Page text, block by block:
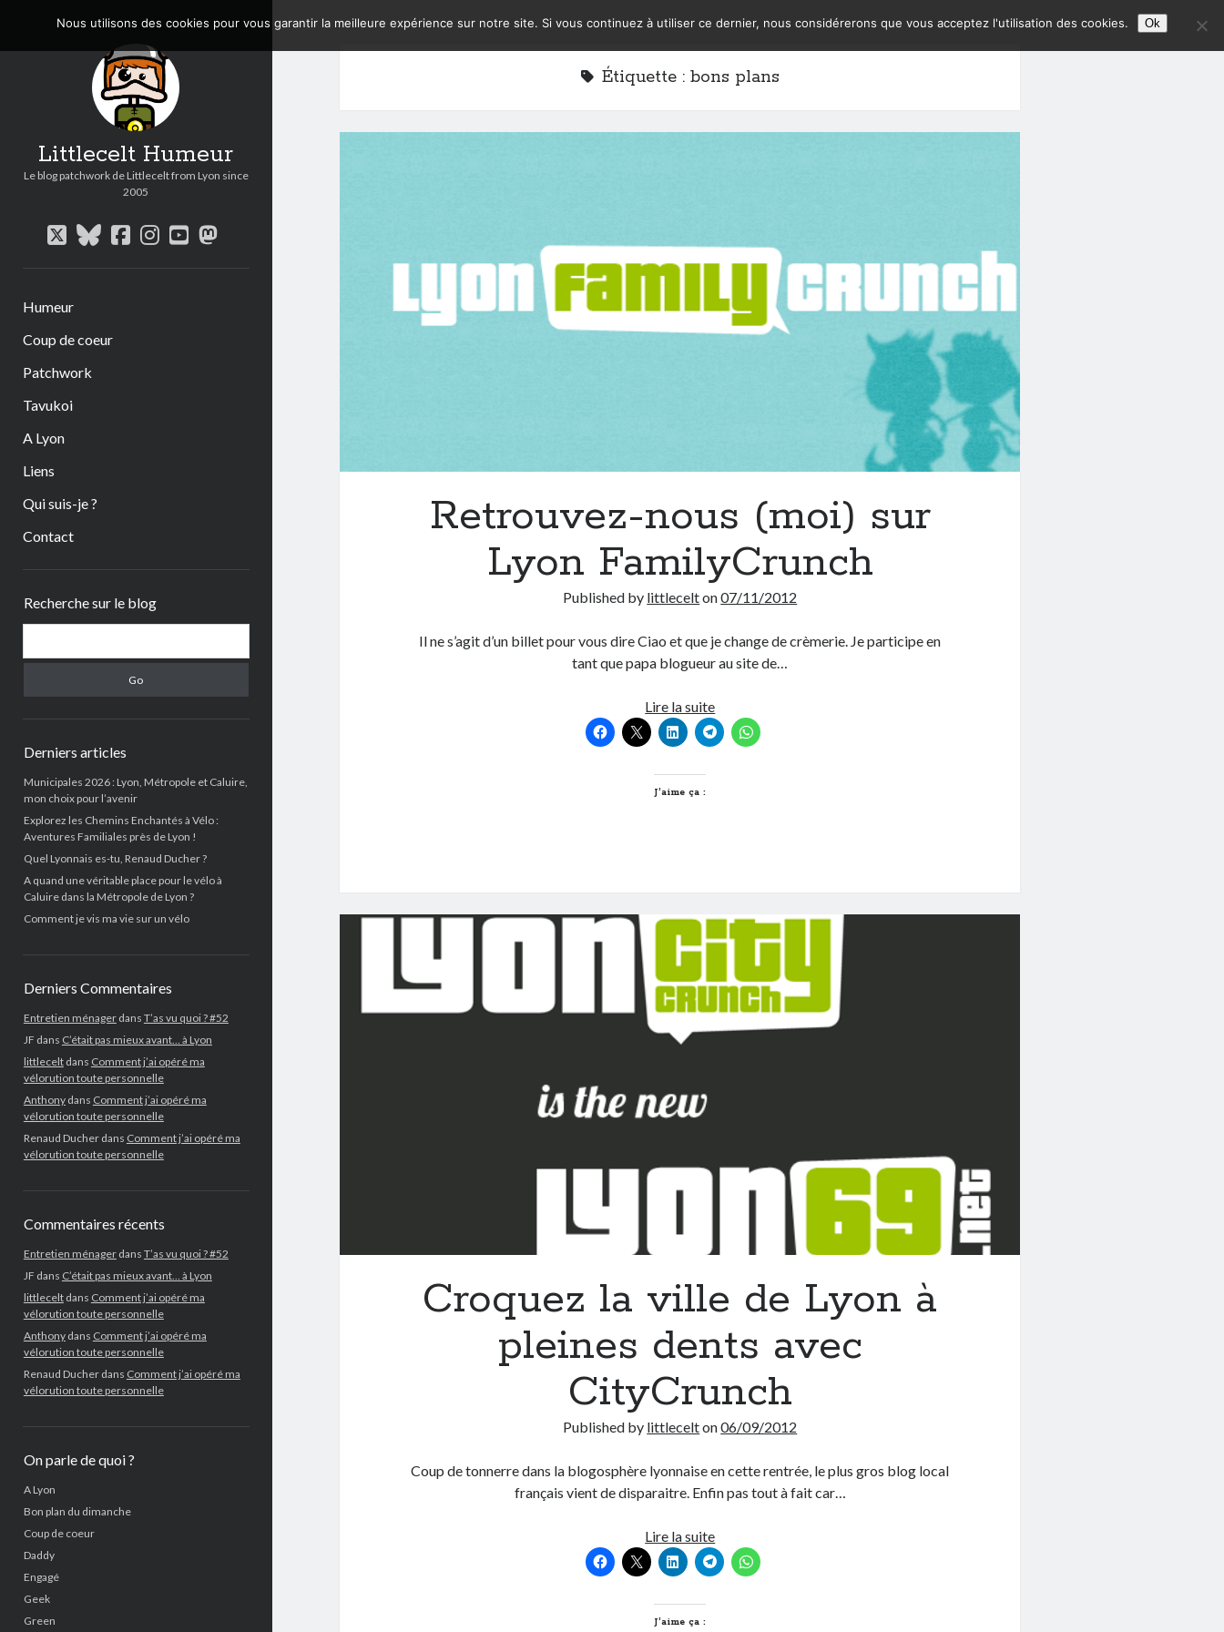
Littlecelt Humeur
Le blog patchwork de Littlecelt from Lyon since
2005
twitterbluesky
facebook
instagram
youtube
mastodon
Humeur
Coup de coeur
Patchwork
Tavukoi
A Lyon
Liens
Qui suis-je ?
Contact
Recherche sur le blog
Derniers articles
Municipales 2026 : Lyon, Métropole et Caluire,
mon choix pour l’avenir
Explorez les Chemins Enchantés à Vélo :
Aventures Familiales près de Lyon !
Quel Lyonnais es-tu, Renaud Ducher ?
A quand une véritable place pour le vélo à
Caluire dans la Métropole de Lyon ?
Comment je vis ma vie sur un vélo
Derniers Commentaires
Entretien ménagerdans T’as vu quoi ? #52
JF dans C’était pas mieux avant… à Lyon
littleceltdans Comment j’ai opéré ma
vélorution toute personnelle
Anthonydans Comment j’ai opéré ma
vélorution toute personnelle
Renaud Ducherdans Comment j’ai opéré ma
vélorution toute personnelle
Commentaires récents
Entretien ménagerdans T’as vu quoi ? #52
JF dans C’était pas mieux avant… à Lyon
littleceltdans Comment j’ai opéré ma
vélorution toute personnelle
Anthonydans Comment j’ai opéré ma
vélorution toute personnelle
Renaud Ducherdans Comment j’ai opéré ma
vélorution toute personnelle
On parle de quoi ?
A Lyon
Bon plan du dimanche
Coup de coeur
Daddy
Engagé
Geek
Green
Étiquette : bons plans
Retrouvez-nous (moi) sur
Lyon FamilyCrunch
Published by littlecelton07/11/2012
Il ne s’agit d’un billet pour vous dire Ciao et que je change de crèmerie. Je participe en
tant que papa blogueur au site de…
Lire la suiteRetrouvez-
nous
(moi)
J’aime ça :
Croquez la ville de Lyon à
pleines dents avec
CityCrunch
Published by littlecelton06/09/2012
Coup de tonnerre dans la blogosphère lyonnaise en cette rentrée, le plus gros blog local
français vient de disparaitre. Enfin pas tout à fait car…
Lire la suiteCroquez
la
ville
J’aime ça :
Nous utilisons des cookies pour vous garantir la meilleure expérience sur notre site. Si vous continuez à utiliser ce dernier, nous considérerons que vous acceptez l'utilisation des cookies. Ok